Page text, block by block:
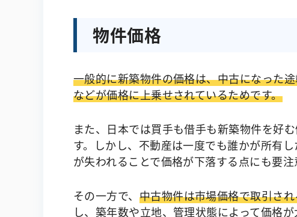
物件価格
一般的に新築物件の価格は、中古になった
などが価格に上乗せされているためです。
また、日本では買手も借手も新築物件を好
す。しかし、不動産は一度でも誰かが所有
が失われることで価格が下落する点にも要注
その一方で、 中古物件は市場価格で取引さ
し、築年数や立地、管理状態によって価格